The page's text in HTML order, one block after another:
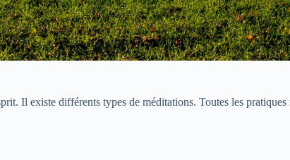
Il existe différents types de méditations. Toutes les